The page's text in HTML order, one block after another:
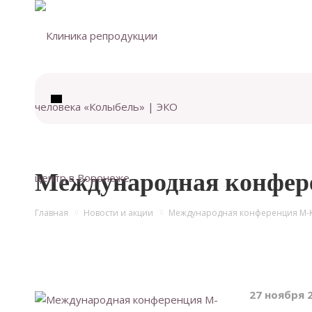
Международная
Главная Новости и акции Международная конференция М-
27 ноября